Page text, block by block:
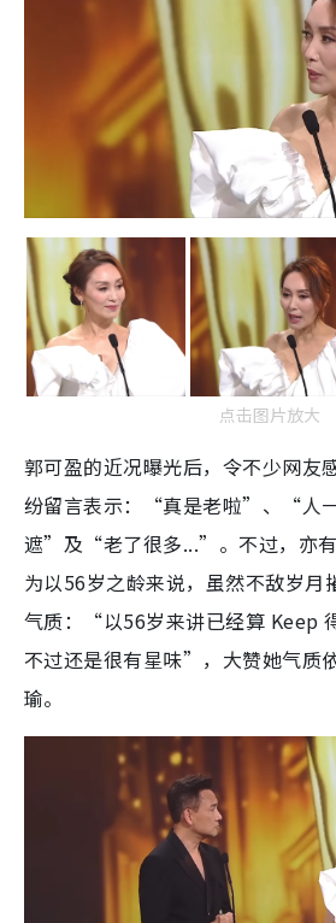
点击图片放大
郭可盈的近况曝光后，令不少网友
纷留言表示：“真是老啦”、“人
遮”及“老了很多...”。不过，亦
为以56岁之龄来说，虽然不敌岁月
气质：“以56岁来讲已经算 Keep
不过还是很有星味”，大赞她气质
瑜。